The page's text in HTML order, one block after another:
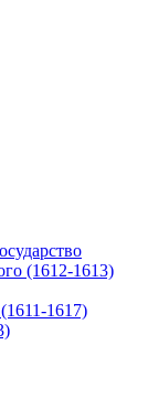
(1612-1613)
1617)